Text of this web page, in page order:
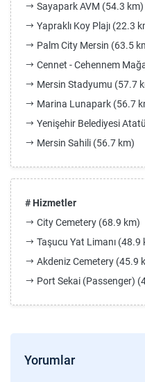
Sayapark AVM (54.3 km)
Yapraklı Koy Plajı (22.3
Palm City Mersin (63.5
Cennet - Cehennem
Mersin Stadyumu (57.7
Marina Lunapark (56.7
Yenişehir Belediyesi
Mersin Sahili (56.7 km)
# Hizmetler
City Cemetery (68.9 km)
Taşucu Yat Limanı (48.9
Akdeniz Cemetery (45.9
Port Sekai (Passenger)
Yorumlar